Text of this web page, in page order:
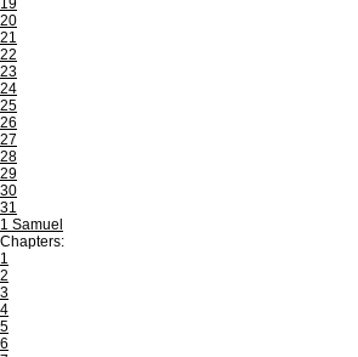
19
20
21
22
23
24
25
26
27
28
29
30
31
1 Samuel
Chapters:
1
2
3
4
5
6